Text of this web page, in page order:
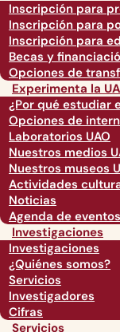
Inscripción para
Inscripción para
Inscripción para
Becas y
Opciones de
Experimenta la
¿Por qué estudiar
Opciones de
Laboratorios UAO
Nuestros medios
Nuestros museos
Actividades
Noticias
Agenda de eventos
Investigaciones
Investigaciones
¿Quiénes somos?
Servicios
Investigadores
Cifras
Servicios